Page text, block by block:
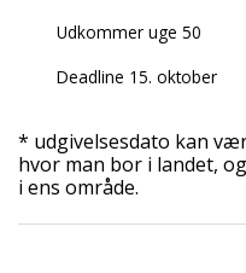
Udkommer uge 50
Deadline 15. oktober
* udgivelsesdato kan
hvor man bor i landet,
i ens område.